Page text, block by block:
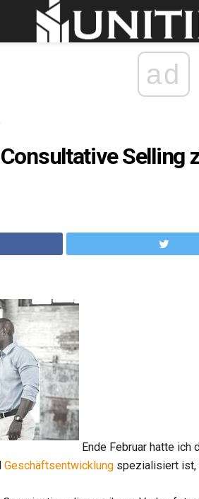
ad
Selling
Ende Februar hatte ich
Geschäftsentwicklung spezialisiert ist,